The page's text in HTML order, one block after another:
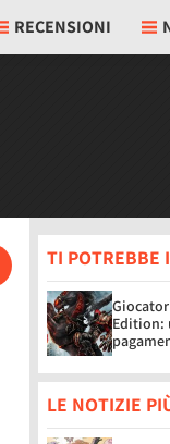
RECENSIONI
TI POTREBBE
Edition:
LE NOTIZIE